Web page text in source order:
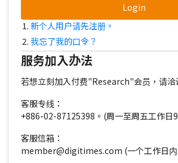
Login
新个人用户请先注册。
我忘了我的口令？
服务加入办法
若想立刻加入付费"Research"会员，请洽
客服专线：
+886-02-87125398。(周一至周五工作日
客服信箱：
member@digitimes.com (一个工作日内